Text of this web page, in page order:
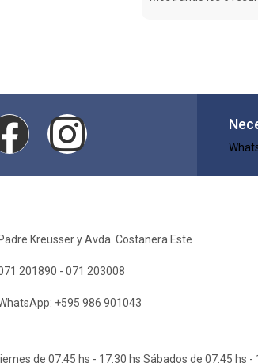
Padre Kreusser y Avda. Costanera Este
201890 - 071 203008
+595 986 901043
de 07:45 hs - 17:30 hs Sábados de 07:45 hs -